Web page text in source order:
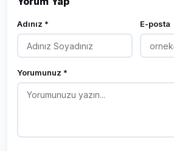
Adınız * E-posta
Yorumunuz *